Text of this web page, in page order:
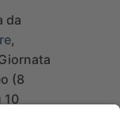
da
,
(8
10